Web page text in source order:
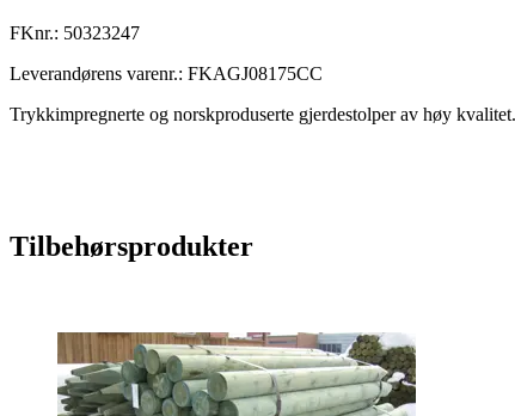
FKnr.: 50323247
Leverandørens varenr.: FKAGJ08175CC
Trykkimpregnerte og norskproduserte gjerdestolper av høy
Tilbehørsprodukter